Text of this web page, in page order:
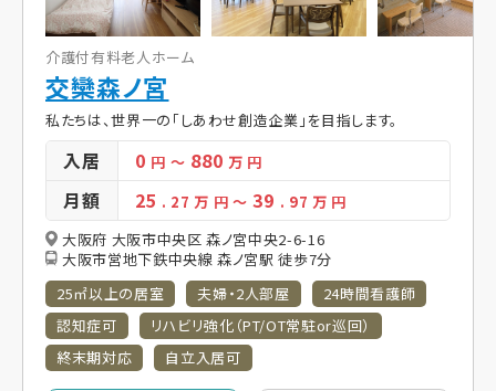
介護付有料老人ホーム
交欒森ノ宮
私たちは、世界一の「しあわせ創造企業」を目指します。
入居 0 円 ～ 880万 円
月額 25 . 27万 円 ～ 39 . 97 万 円
大阪府 大阪市中央区 森ノ宮中央2-6-16
大阪市営地下鉄中央線 森ノ宮駅 徒歩7分
25㎡以上の居室
夫婦・2人部屋
24時間看護師
認知症可
リハビリ強化（PT/OT常駐or巡回）
終末期対応
自立入居可